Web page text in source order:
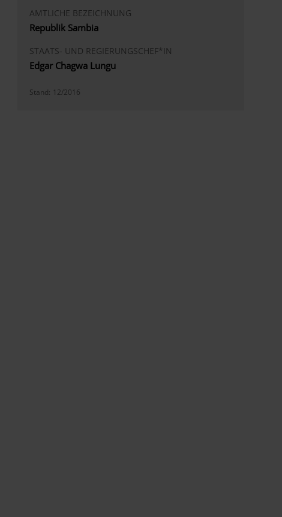
AMTLICHE BEZEICHNUNG
Republik Sambia
STAATS- UND REGIERUNGSCHEF*IN
Edgar Chagwa Lungu
Stand: 12/2016